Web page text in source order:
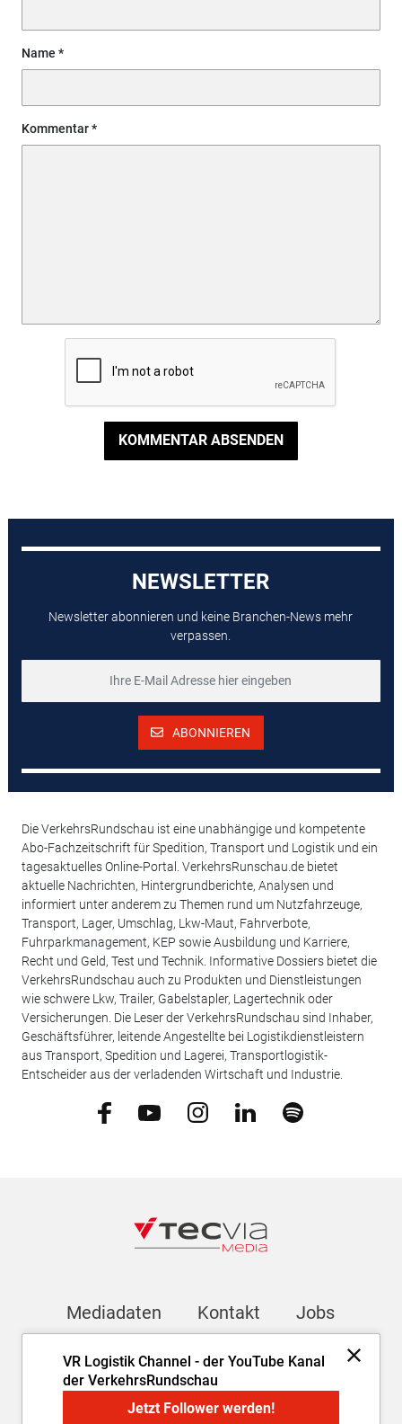
Name
Kommentar
KOMMENTAR ABSENDEN
VR Logistik Channel - der YouTube Kanal
der VerkehrsRundschau
Jetzt Follower werden!
NEWSLETTER
Newsletter abonnieren und keine Branchen-News mehr
verpassen.
ABONNIEREN
Die VerkehrsRundschau ist eine unabhängige und kompetente
Abo-Fachzeitschrift für Spedition, Transport und Logistik und ein
tagesaktuelles Online-Portal. VerkehrsRunschau.de bietet
aktuelle Nachrichten, Hintergrundberichte, Analysen und
informiert unter anderem zu Themen rund um Nutzfahrzeuge,
Transport, Lager, Umschlag, Lkw-Maut, Fahrverbote,
Fuhrparkmanagement, KEP sowie Ausbildung und Karriere,
Recht und Geld, Test und Technik. Informative Dossiers bietet die
VerkehrsRundschau auch zu Produkten und Dienstleistungen
wie schwere Lkw, Trailer, Gabelstapler, Lagertechnik oder
Versicherungen. Die Leser der VerkehrsRundschau sind Inhaber,
Geschäftsführer, leitende Angestellte bei Logistikdienstleistern
aus Transport, Spedition und Lagerei, Transportlogistik-
Entscheider aus der verladenden Wirtschaft und Industrie.
Mediadaten Kontakt Jobs
Newsletter